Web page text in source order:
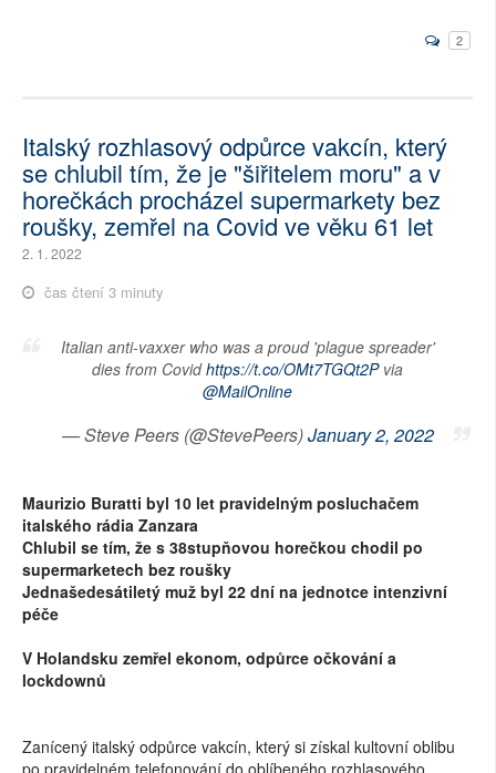
2
Italský rozhlasový odpůrce vakcín, který
se chlubil tím, že je "šiřitelem moru" a v
horečkách procházel supermarkety bez
roušky, zemřel na Covid ve věku 61 let
2. 1. 2022
čas čtení 3 minuty
Italian anti-vaxxer who was a proud 'plague spreader'
dies from Covidhttps://t.co/OMt7TGQt2Pvia
@MailOnline
— Steve Peers (@StevePeers)January 2, 2022
Maurizio Buratti byl 10 let pravidelným posluchačem
italského rádia Zanzara
Chlubil se tím, že s 38stupňovou horečkou chodil po
supermarketech bez roušky
Jednašedesátiletý muž byl 22 dní na jednotce intenzivní
péče
V Holandsku zemřel ekonom, odpůrce očkování a
lockdownů
Zanícený italský odpůrce vakcín, který si získal kultovní oblibu
po pravidelném telefonování do oblíbeného rozhlasového